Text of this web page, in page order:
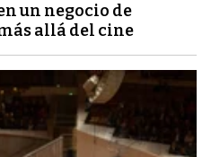
un negocio de
allá del cine